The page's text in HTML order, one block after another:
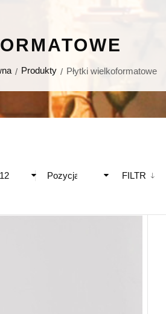
Produkty Płytki wielkoformatowe
Pozycja FILTR
12